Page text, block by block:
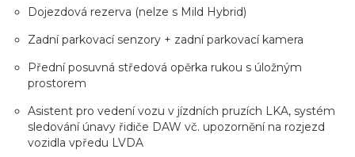
Dojezdová rezerva (nelze s Mild Hybrid)
Zadní parkovací senzory + zadní parkovací kamera
Přední posuvná středová opěrka rukou s úložným
prostorem
Asistent pro vedení vozu v jízdních pruzích LKA, systém
sledování únavy řidiče DAW vč. upozornění na rozjezd
vozidla vpředu LVDA